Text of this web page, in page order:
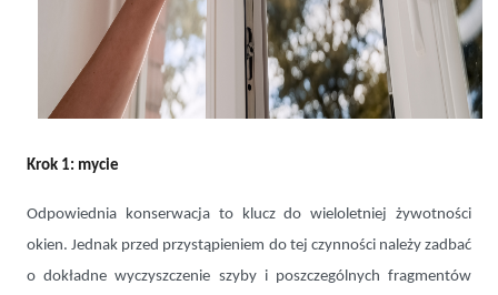
Krok 1: mycie
Odpowiednia konserwacja to klucz do wieloletniej żywotności
okien. Jednak przed przystąpieniem do tej czynności należy zadbać
o dokładne wyczyszczenie szyby i poszczególnych fragmentów